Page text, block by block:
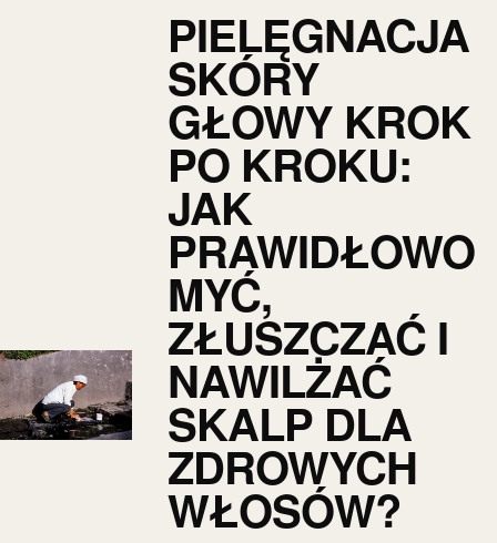
PIELĘGNACJA
SKÓRY
GŁOWY KROK
PO KROKU:
JAK
PRAWIDŁOWO
MYĆ,
ZŁUSZCZAĆ I
NAWILŻAĆ
SKALP DLA
ZDROWYCH
WŁOSÓW?